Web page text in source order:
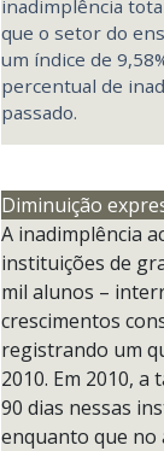
inadimplência
que o setor do
um índice de
percentual de
passado.
Diminuição
A inadimplência
instituições de
mil alunos –
crescimentos
registrando um
2010. Em 2010, a
90 dias nessas
enquanto que